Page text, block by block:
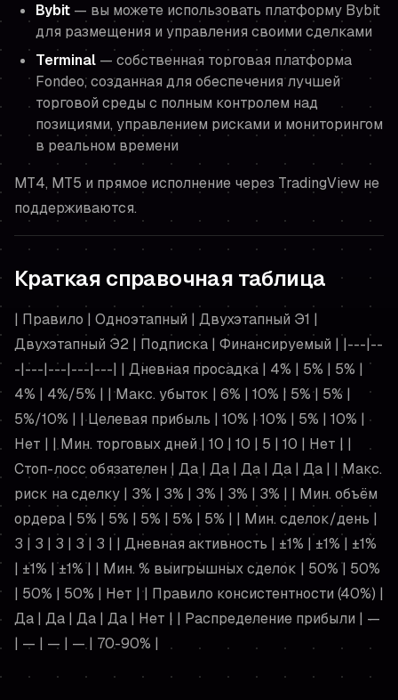
Bybit — вы можете использовать платформу Bybit
для размещения и управления своими сделками
Terminal — собственная торговая платформа
Fondeo, созданная для обеспечения лучшей
торговой среды с полным контролем над
позициями, управлением рисками и мониторингом
в реальном времени
MT4, MT5 и прямое исполнение через TradingView не
поддерживаются.
Краткая справочная таблица
| Правило | Одноэтапный | Двухэтапный Э1 |
Двухэтапный Э2 | Подписка | Финансируемый | |---|--
-|---|---|---|---| | Дневная просадка | 4% | 5% | 5% |
4% | 4%/5% | | Макс. убыток | 6% | 10% | 5% | 5% |
5%/10% | | Целевая прибыль | 10% | 10% | 5% | 10% |
Нет | | Мин. торговых дней | 10 | 10 | 5 | 10 | Нет | |
Стоп-лосс обязателен | Да | Да | Да | Да | Да | | Макс.
риск на сделку | 3% | 3% | 3% | 3% | 3% | | Мин. объём
ордера | 5% | 5% | 5% | 5% | 5% | | Мин. сделок/день |
3 | 3 | 3 | 3 | 3 | | Дневная активность | ±1% | ±1% | ±1%
| ±1% | ±1% | | Мин. % выигрышных сделок | 50% | 50%
| 50% | 50% | Нет | | Правило консистентности (40%) |
Да | Да | Да | Да | Нет | | Распределение прибыли | —
| — | — | — | 70-90% |